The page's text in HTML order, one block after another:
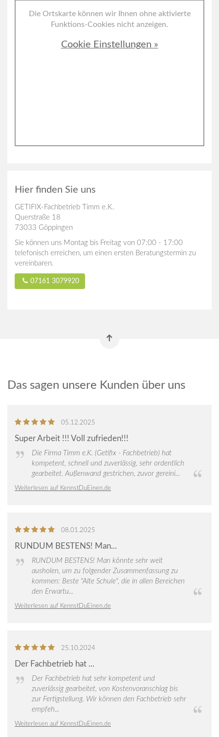
Die Ortskarte können wir Ihnen ohne aktivierte
Funktions-Cookies nicht anzeigen.
Cookie Einstellungen »
Hier finden Sie uns
GETIFIX-Fachbetrieb Timm e.K.
Querstraße 18
73033 Göppingen
Sie können uns Montag bis Freitag von 07:00 - 17:00
telefonisch erreichen, um einen ersten Beratungstermin zu
vereinbaren.
07161 3079920
Das sagen unsere Kunden über uns
5
von
Sternen
05.12.2025
Super Arbeit !!! Voll zufrieden!!!
Die Firma Timm e.K. (Getifix - Fachbetrieb) hat
kompetent, schnell und zuverlässig, sehr ordentlich
gearbeitet. Außenwand gestrichen, zuvor gereini...
Weiterlesen auf KennstDuEinen.de
5
von
Sternen
08.01.2025
RUNDUM BESTENS! Man...
RUNDUM BESTENS! Man könnte sehr weit
ausholen, um zu folgender Zusammenfassung zu
kommen: Beste "Alte Schule", die in allen Bereichen
den Erwartu...
Weiterlesen auf KennstDuEinen.de
5
von
Sternen
25.10.2024
Der Fachbetrieb hat ...
Der Fachbetrieb hat sehr kompetent und
zuverlässig gearbeitet, von Kostenvoranschlag bis
zur Fertigstellung. Wir können den Fachbetrieb sehr
empfeh...
Weiterlesen auf KennstDuEinen.de